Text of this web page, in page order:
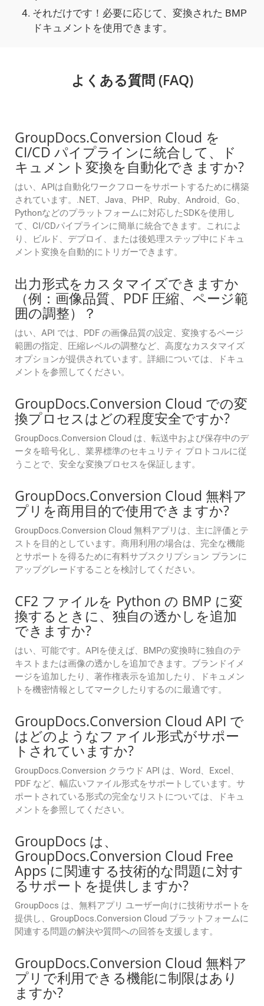
それだけです！必要に応じて、変換された BMP
ドキュメントを使用できます。
よくある質問 (FAQ)
GroupDocs.Conversion Cloud を
CI/CD パイプラインに統合して、ド
キュメント変換を自動化できますか?
はい、APIは自動化ワークフローをサポートするために構築
されています。.NET、Java、PHP、Ruby、Android、Go、
Pythonなどのプラットフォームに対応したSDKを使用し
て、CI/CDパイプラインに簡単に統合できます。これによ
り、ビルド、デプロイ、または後処理ステップ中にドキュ
メント変換を自動的にトリガーできます。
出力形式をカスタマイズできますか
（例：画像品質、PDF 圧縮、ページ範
囲の調整）？
はい、API では、PDF の画像品質の設定、変換するページ
範囲の指定、圧縮レベルの調整など、高度なカスタマイズ
オプションが提供されています。詳細については、ドキュ
メントを参照してください。
GroupDocs.Conversion Cloud での変
換プロセスはどの程度安全ですか?
GroupDocs.Conversion Cloud は、転送中および保存中のデ
ータを暗号化し、業界標準のセキュリティ プロトコルに従
うことで、安全な変換プロセスを保証します。
GroupDocs.Conversion Cloud 無料ア
プリを商用目的で使用できますか?
GroupDocs.Conversion Cloud 無料アプリは、主に評価とテ
ストを目的としています。商用利用の場合は、完全な機能
とサポートを得るために有料サブスクリプション プランに
アップグレードすることを検討してください。
CF2 ファイルを Python の BMP に変
換するときに、独自の透かしを追加
できますか?
はい、可能です。APIを使えば、BMPの変換時に独自のテ
キストまたは画像の透かしを追加できます。ブランドイメ
ージを追加したり、著作権表示を追加したり、ドキュメン
トを機密情報としてマークしたりするのに最適です。
GroupDocs.Conversion Cloud API で
はどのようなファイル形式がサポー
トされていますか?
GroupDocs.Conversion クラウド API は、Word、Excel、
PDF など、幅広いファイル形式をサポートしています。サ
ポートされている形式の完全なリストについては、ドキュ
メントを参照してください。
GroupDocs は、
GroupDocs.Conversion Cloud Free
Apps に関連する技術的な問題に対す
るサポートを提供しますか?
GroupDocs は、無料アプリ ユーザー向けに技術サポートを
提供し、GroupDocs.Conversion Cloud プラットフォームに
関連する問題の解決や質問への回答を支援します。
GroupDocs.Conversion Cloud 無料ア
プリで利用できる機能に制限はあり
ますか?